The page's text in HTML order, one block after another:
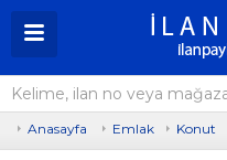
Anasayfa Emlak Konut